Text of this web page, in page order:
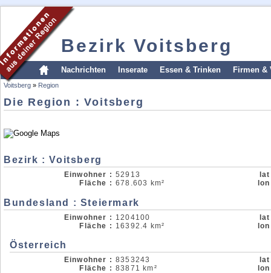
Bezirk Voitsberg
Nachrichten Inserate Essen & Trinken Firmen &
Voitsberg » Region
Die Region : Voitsberg
Bezirk : Voitsberg
Einwohner : 52913
Fläche : 678.603 km²
Bundesland : Steiermark
Einwohner : 1204100
Fläche : 16392.4 km²
Österreich
Einwohner : 8353243
Fläche : 83871 km²